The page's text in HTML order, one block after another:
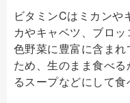
ビタミンCはミカンや
カやキャベツ、ブロ
色野菜に豊富に含ま
ため、生のまま食べ
るスープなどにして食